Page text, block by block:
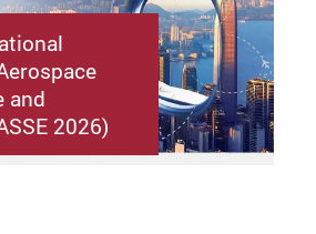
and
2026)